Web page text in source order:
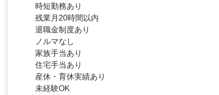
時短勤務あり
残業月20時間以内
退職金制度あり
ノルマなし
家族手当あり
住宅手当あり
産休・育休実績あり
未経験OK